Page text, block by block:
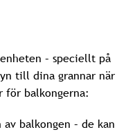
– speciellt på
till dina grannar när
för balkongerna:
balkongen – de kan